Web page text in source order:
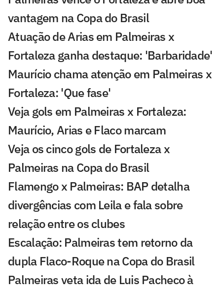
vantagem na Copa do Brasil
Atuação de Arias em Palmeiras x
Fortaleza ganha destaque: 'Barbaridade'
Maurício chama atenção em Palmeiras x
Fortaleza: 'Que fase'
Veja gols em Palmeiras x Fortaleza:
Maurício, Arias e Flaco marcam
Veja os cinco gols de Fortaleza x
Palmeiras na Copa do Brasil
Flamengo x Palmeiras: BAP detalha
divergências com Leila e fala sobre
relação entre os clubes
Escalação: Palmeiras tem retorno da
dupla Flaco-Roque na Copa do Brasil
Palmeiras veta ida de Luis Pacheco à